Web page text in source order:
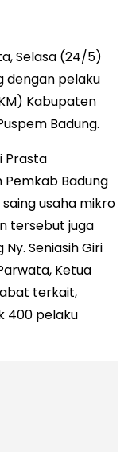
Selasa (24/5)
dengan pelaku
Kabupaten
Badung.
Prasta
Badung
usaha mikro
tersebut juga
Seniasih Giri
Ketua
terkait,
400 pelaku